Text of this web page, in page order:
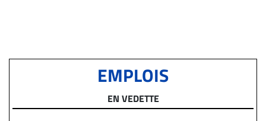
EMPLOIS
EN VEDETTE